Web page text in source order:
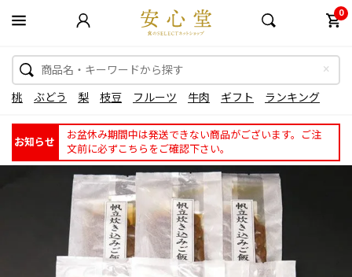
0
桃 ぶどう 梨 枝豆 フルーツ 牛肉 ギフト ランキング
お知らせ
お盆休み期間中は発送できない商品がございます。ご注
文前に必ずこちらをご確認下さい。